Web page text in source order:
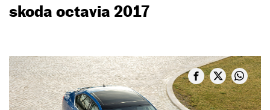
skoda octavia 2017